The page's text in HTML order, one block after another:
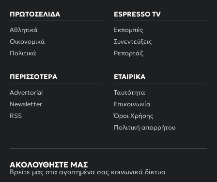
ΠΡΩΤΟΣΈΛΙΔΑ
Αθλητικά
Οικονομικά
Πολιτικά
ESPRESSO TV
Εκπομπές
Συνεντεύξεις
Ρεπορτάζ
ΠΕΡΙΣΣΌΤΕΡΑ
Advertorial
Newsletter
RSS
ΕΤΑΙΡΙΚΆ
Ταυτότητα
Επικοινωνία
Όροι Χρήσης
Πολιτική απορρήτου
ΑΚΟΛΟΥΘΉΣΤΕ ΜΑΣ
Βρείτε μας στα αγαπημένα σας κοινωνικά δίκτυα